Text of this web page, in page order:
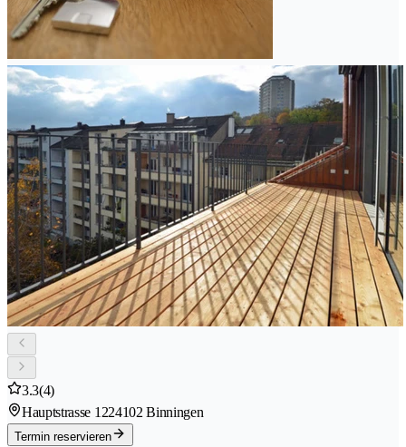
3.3(4)
Hauptstrasse 1224102 Binningen
Termin reservieren